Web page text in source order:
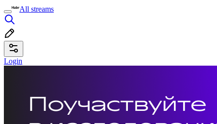
All streams
Login